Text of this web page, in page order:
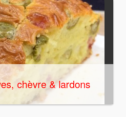
chèvre & lardons